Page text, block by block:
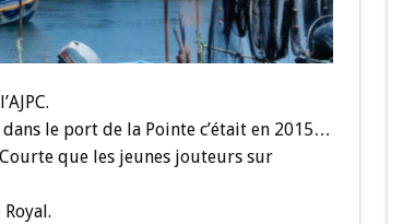
le port de la Pointe c’était en 2015…
que les jeunes jouteurs sur